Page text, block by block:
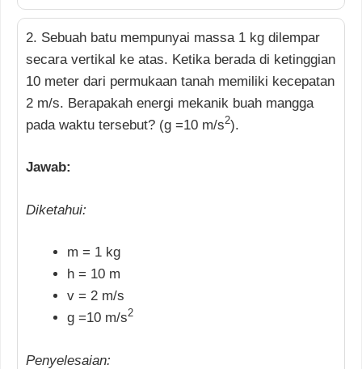
2. Sebuah batu mempunyai massa 1 kg dilempar
secara vertikal ke atas. Ketika berada di ketinggian
10 meter dari permukaan tanah memiliki kecepatan
2 m/s. Berapakah energi mekanik buah mangga
pada waktu tersebut? (g =10 m/s2).
Jawab:
Diketahui:
m = 1 kg
h = 10 m
v = 2 m/s
g =10 m/s2
Penyelesaian: